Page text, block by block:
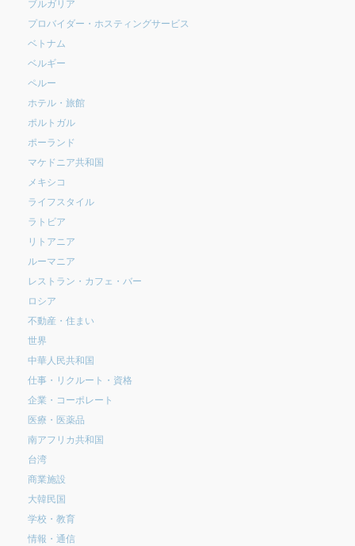
ブルガリア
プロバイダー・ホスティングサービス
ベトナム
ベルギー
ペルー
ホテル・旅館
ポルトガル
ポーランド
マケドニア共和国
メキシコ
ライフスタイル
ラトビア
リトアニア
ルーマニア
レストラン・カフェ・バー
ロシア
不動産・住まい
世界
中華人民共和国
仕事・リクルート・資格
企業・コーポレート
医療・医薬品
南アフリカ共和国
台湾
商業施設
大韓民国
学校・教育
情報・通信